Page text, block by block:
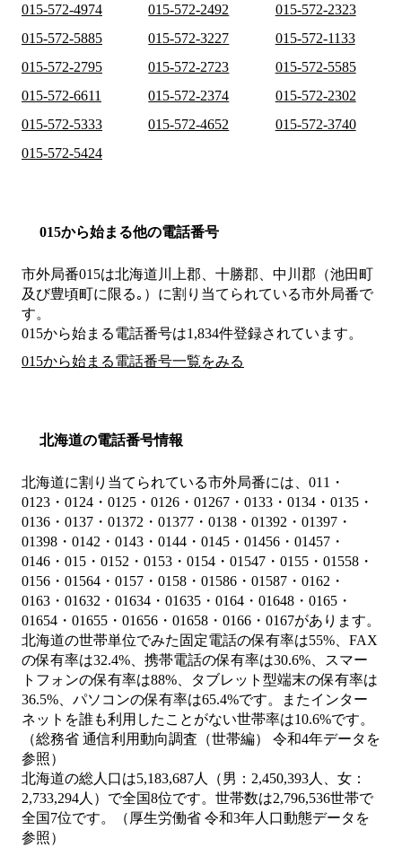
015-572-4974
015-572-2492
015-572-2323
015-572-5885
015-572-3227
015-572-1133
015-572-2795
015-572-2723
015-572-5585
015-572-6611
015-572-2374
015-572-2302
015-572-5333
015-572-4652
015-572-3740
015-572-5424
015から始まる他の電話番号
市外局番015は北海道川上郡、十勝郡、中川郡（池田町
及び豊頃町に限る｡） に割り当てられている市外局番で
す。
015から始まる電話番号は1,834件登録されています。
015から始まる電話番号一覧をみる
北海道の電話番号情報
北海道に割り当てられている市外局番には、011・
0123・0124・0125・0126・01267・0133・0134・0135・
0136・0137・01372・01377・0138・01392・01397・
01398・0142・0143・0144・0145・01456・01457・
0146・015・0152・0153・0154・01547・0155・01558・
0156・01564・0157・0158・01586・01587・0162・
0163・01632・01634・01635・0164・01648・0165・
01654・01655・01656・01658・0166・0167があります。
北海道の世帯単位でみた固定電話の保有率は55%、FAX
の保有率は32.4%、携帯電話の保有率は30.6%、スマー
トフォンの保有率は88%、タブレット型端末の保有率は
36.5%、パソコンの保有率は65.4%です。またインター
ネットを誰も利用したことがない世帯率は10.6%です。
（総務省 通信利用動向調査（世帯編） 令和4年データを
参照）
北海道の総人口は5,183,687人（男：2,450,393人、女：
2,733,294人）で全国8位です。世帯数は2,796,536世帯で
全国7位です。（厚生労働省 令和3年人口動態データを
参照）